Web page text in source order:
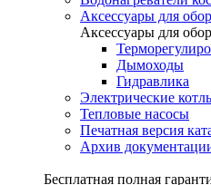
Аксессуары для
Аксессуары для
Дымоходы
Гидравлика
Электрические
Тепловые насосы
Печатная версия
Архив
Бесплатная полная